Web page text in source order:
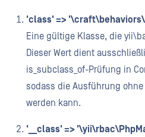
'class' =>
Eine gültige Klasse, die
Dieser Wert dient
is_subclass_of-Prüfung in
sodass die Ausführung
werden kann.
'__class' =>